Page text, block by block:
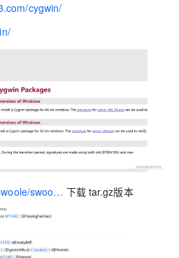
cygwin/
swoo… 下载 tar.gz版本